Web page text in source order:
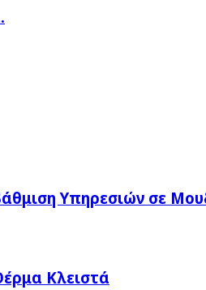
Υπηρεσιών σε
Κλειστά